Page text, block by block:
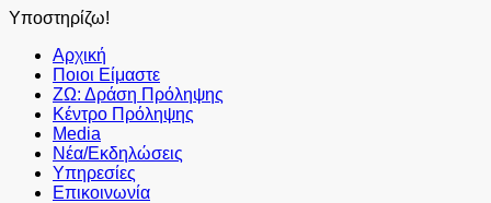
Υποστηρίζω!
Αρχική
Ποιοι Είμαστε
ΖΩ: Δράση Πρόληψης
Κέντρο Πρόληψης
Media
Νέα/Εκδηλώσεις
Υπηρεσίες
Επικοινωνία